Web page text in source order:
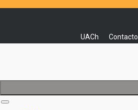
UACh Contacto